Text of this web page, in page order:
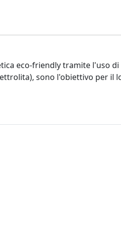
eco-friendly tramite l'uso di
sono l'obiettivo per il